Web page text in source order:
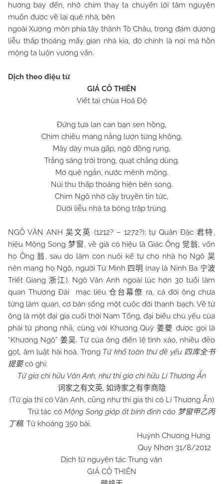
hương bay đến, nhờ chim thay ta chuyển lời tâm nguyện
muốn được về lại quê nhà, bên
ngoài Xương môn phía tây thành Tô Châu, trong đám dương
liễu thấp thoáng mấy gian nhà kia, đó chính là nơi mà hồn
mộng ta luôn vương vấn.
Dịch theo điệu từ
GIÁ CÔ THIÊN
Viết tại chùa Hoá Độ
Đứng tựa lan can bạn sen hồng,
Chim chiều mang nắng lượn từng không.
Mây dày mưa gấp, ngô đồng rụng,
Trắng sáng trời trong, quạt chẳng dùng.
Mơ quê ngắn, nước mênh mông.
Núi thu thấp thoáng hiện bên song.
Chim Ngô nhờ cậy truyền tin tức,
Dưới liễu nhà ta bóng trập trùng.
NGÔ VĂN ANH 吴文英 (1212? – 1272?): tự Quân Đặc 君特,
hiệu Mộng Song 梦窗, về già có hiệu là Giác Ông 觉翁, vốn
họ Ông翁, sau do làm con nuôi kế tự cho nhà họ Ngô吴
nên mang họ Ngô, người Tứ Minh 四明 (nay là Ninh Ba 宁波
Triết Giang 浙江). Ngô Văn Anh ngoài lúc hơn 30 tuổi làm
quan Thương Đài mạc liêu 仓台幕僚 ra, cả đời ông chưa
từng làm quan, cơ bản sống một cuộc đời thanh bạch. Về từ
ông là một đại gia cuối thời Nam Tống, đại biểu chủ yếu của
phái từ phong nhã, cùng với Khương Quỳ 姜夔 được gọi là
“Khương Ngô” 姜吴. Từ của ông điển lệ tinh xảo, nhiều đẽo
gọt, âm luật hài hoà. Trong Tứ khố toàn thư đề yếu 四库全书
提要có ghi:
Từ gia chi hữu Văn Anh, như thi gia chi hữu Lí Thương Ẩn
词家之有文英, 如诗家之有李商隐
(Từ gia thì có Văn Anh, cũng như thi gia thì có Lí Thương Ẩn)
Trứ tác có Mộng Song giáp ất bính đinh cảo 梦窗甲乙丙
丁稿. Từ khoảng 350 bài.
Huỳnh Chương Hưng
Quy Nhơn 31/8/2012
Dịch từ nguyên tác Trung văn
GIÁ CÔ THIÊN